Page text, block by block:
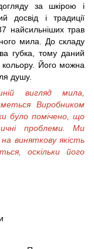
за шкірою і
досвід і традиції
найсильніших трав
мила. До складу
губка, тому даний
кольору. Його можна
душу.
вигляд мила,
Виробником
було помічено, що
проблеми. Ми
виняткову якість
оскільки його